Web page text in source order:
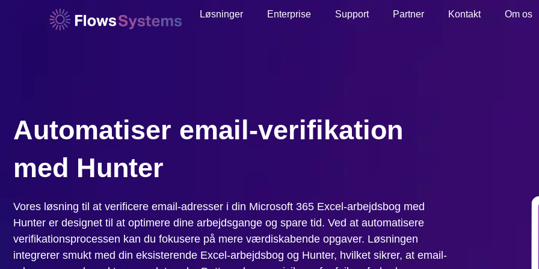
Løsninger Enterprise Support Partner Kontakt Om os
Automatiser email-verifikation
med Hunter
Vores løsning til at verificere email-adresser i din Microsoft 365 Excel-arbejdsbog med
Hunter er designet til at optimere dine arbejdsgange og spare tid. Ved at automatisere
verifikationsprocessen kan du fokusere på mere værdiskabende opgaver. Løsningen
integrerer smukt med din eksisterende Excel-arbejdsbog og Hunter, hvilket sikrer, at email-